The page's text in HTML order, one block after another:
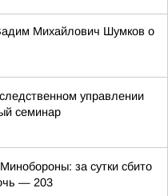
Михайлович Шумков о
управлении
семинар
за сутки сбито
— 203